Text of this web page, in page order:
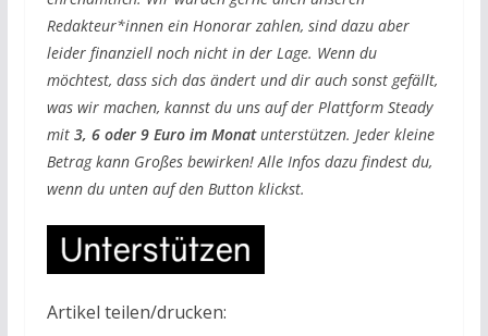
Redakteur*innen ein Honorar zahlen, sind dazu aber
leider finanziell noch nicht in der Lage. Wenn du
möchtest, dass sich das ändert und dir auch sonst gefällt,
was wir machen, kannst du uns auf der Plattform Steady
mit 3, 6 oder 9 Euro im Monatunterstützen. Jeder kleine
Betrag kann Großes bewirken! Alle Infos dazu findest du,
wenn du unten auf den Button klickst.
Artikel teilen/drucken: